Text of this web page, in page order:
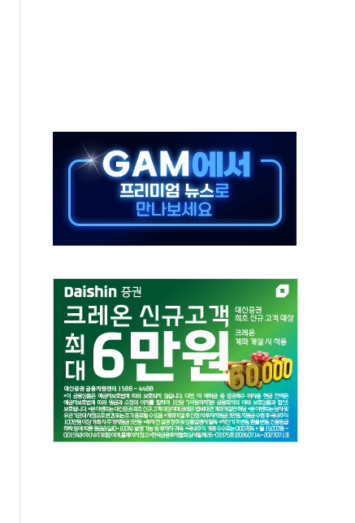
대표, ESG경영대상 환경부분 최우수상 수상
제품 '매직키드', 출시 8개월에 매출 62억원"
다서 1000만 달러 지원…전동 컴프레서 생산 확대